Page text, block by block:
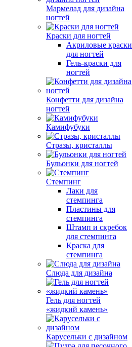
Мармелад для дизайна
ногтей
Краски для ногтей
Акриловые краски
для ногтей
Гель-краски для
ногтей
Конфетти для дизайна
ногтей
Камифубуки
Стразы, кристаллы
Бульонки для ногтей
Стемпинг
Лаки для
стемпинга
Пластины для
стемпинга
Штамп и скребок
для стемпинга
Краска для
стемпинга
Слюда для дизайна
Гель для ногтей
«жидкий камень»
Карусельки с дизайном